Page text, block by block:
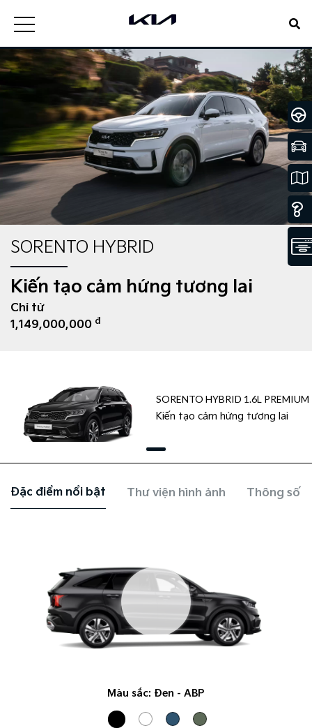
SORENTO HYBRID
Kiến tạo cảm hứng tương lai
Chỉ từ
1,149,000,000 đ
SORENTO HYBRID 1.6L PREMIUM
Kiến tạo cảm hứng tương lai
Đặc điểm nổi bật Thư viện hình ảnh Thông số
Màu sắc: Đen - ABP